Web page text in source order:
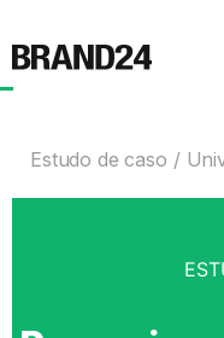
Estudo de caso